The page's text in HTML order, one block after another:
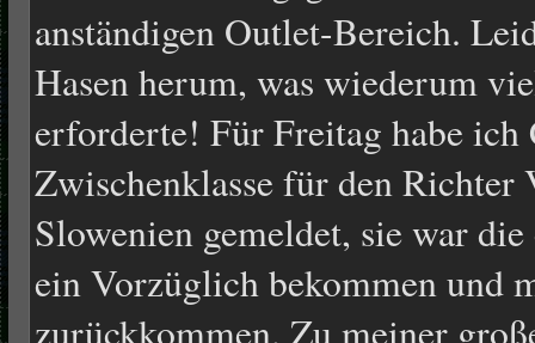
anständigen Outlet-Bereich.
Hasen herum, was wiederum
erforderte! Für Freitag habe
Zwischenklasse für den Richter
Slowenien gemeldet, sie war
ein Vorzüglich bekommen und
zurückkommen. Zu meiner